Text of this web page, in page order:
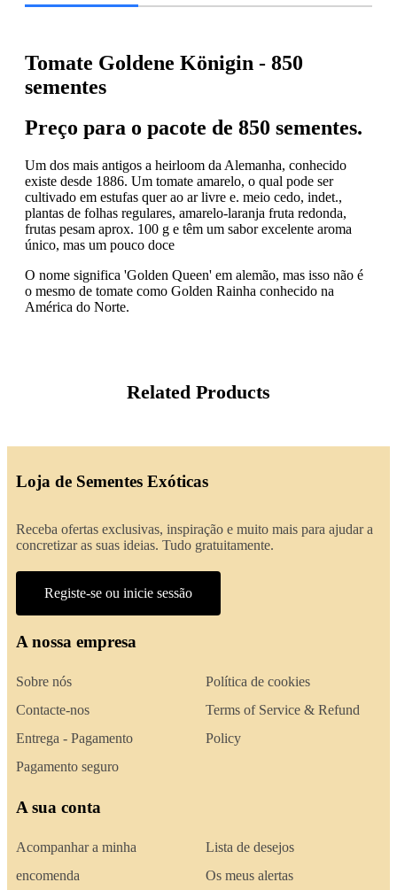
Tomate Goldene Königin - 850
sementes
Preço para o pacote de 850 sementes.
Um dos mais antigos a heirloom da Alemanha, conhecido
existe desde 1886. Um tomate amarelo, o qual pode ser
cultivado em estufas quer ao ar livre e. meio cedo, indet.,
plantas de folhas regulares, amarelo-laranja fruta redonda,
frutas pesam aprox. 100 g e têm um sabor excelente aroma
único, mas um pouco doce
O nome significa 'Golden Queen' em alemão, mas isso não é
o mesmo de tomate como Golden Rainha conhecido na
América do Norte.
Related Products
Loja de Sementes Exóticas
Receba ofertas exclusivas, inspiração e muito mais para ajudar a
concretizar as suas ideias. Tudo gratuitamente.
Registe-se ou inicie sessão
A nossa empresa
Sobre nós
Contacte-nos
Entrega - Pagamento
Pagamento seguro
Política de cookies
Terms of Service & Refund
Policy
A sua conta
Acompanhar a minha
encomenda
Lista de desejos
Os meus alertas